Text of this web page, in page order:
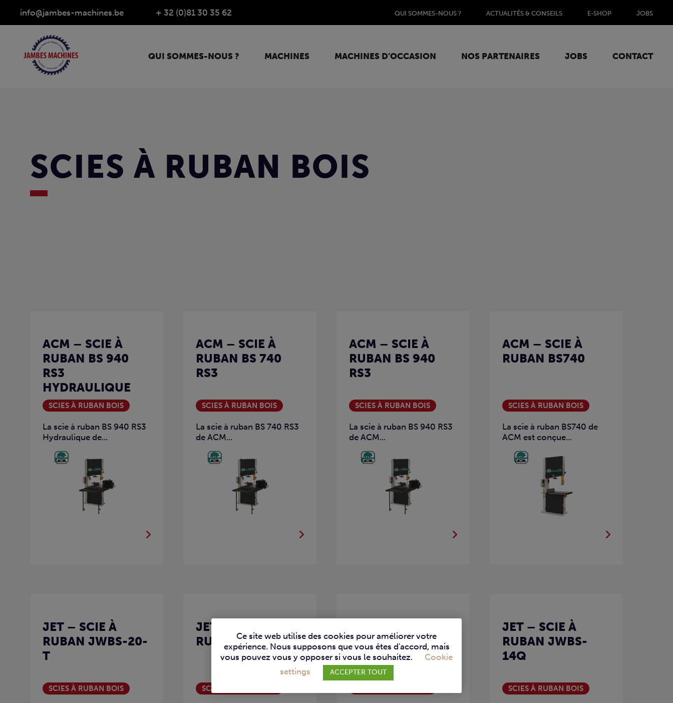
info@jambes-machines.be + 32 (0)81 30 35 62 QUI SOMMES-NOUS ? ACTUALITÉS & CONSEILS E-SHOP JOBS
QUI SOMMES-NOUS ? MACHINES MACHINES D’OCCASION NOS PARTENAIRES JOBS CONTACT
SCIES À RUBAN BOIS
ACM – SCIE À
RUBAN BS 940
RS3
HYDRAULIQUE
SCIES À RUBAN BOIS
La scie à ruban BS 940 RS3
Hydraulique de...
ACM – SCIE À
RUBAN BS 740
RS3
SCIES À RUBAN BOIS
La scie à ruban BS 740 RS3
de ACM...
ACM – SCIE À
RUBAN BS 940
RS3
SCIES À RUBAN BOIS
La scie à ruban BS 940 RS3
de ACM...
ACM – SCIE À
RUBAN BS740
SCIES À RUBAN BOIS
La scie à ruban BS740 de
ACM est conçue...
JET – SCIE À
RUBAN JWBS-20-
T
SCIES À RUBAN BOIS
JET – SCIE À
RUBAN JWBS-18T
SCIES À RUBAN BOIS
RUBAN JWBS-
15M
JET – SCIE À
RUBAN JWBS-
14Q
SCIES À RUBAN BOIS
Ce site web utilise des cookies pour améliorer votre
expérience. Nous supposons que vous êtes d'accord, mais
vous pouvez vous y opposer si vous le souhaitez.
Cookie
settings
ACCEPTER TOUT